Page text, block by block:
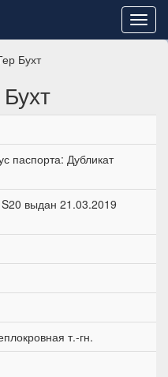
Бухт
паспорта: Дубликат
выдан 21.03.2019
т.-гн.